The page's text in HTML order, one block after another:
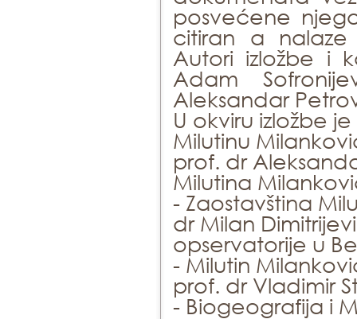
posvećene
citiran a nalaze
Autori izložbe i
Adam
Aleksandar
U okviru izložbe
Milutinu
prof. dr
Milutina
- Zaostavština
dr Milan
opservatorije u
- Milutin
prof. dr Vladimir
- Biogeografija i